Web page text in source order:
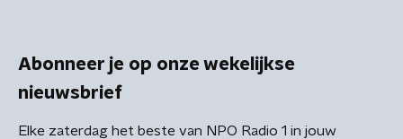
Abonneer je op onze wekelijkse
nieuwsbrief
Elke zaterdag het beste van NPO Radio 1 in jouw